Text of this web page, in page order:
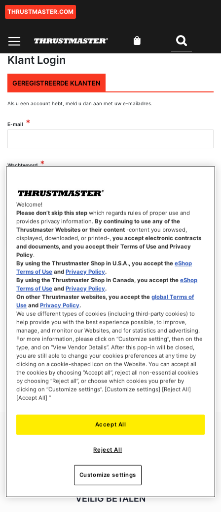
Ga
inhoud
THRUSTMASTER.COM
Klant Login
GEREGISTREERDE KLANTEN
Als u een account hebt, meld u dan aan met uw e-mailadres.
E-mail
Wachtwoord
Wachtwoord tonen
INLOGGEN
Wachtwoord vergeten?
NIEUWE KLANTEN
Het aanmaken van een account heeft vele voordelen: sneller afhandelen, meer dan
één adres registreren, volgen van bestellingen en meer.
ACCOUNT AANMAKEN
VEILIG BETALEN
Welcome!
Please don’t skip this step which regards rules of proper use and
provides privacy information.By continuing to use any of the
Thrustmaster Websites or their content -content you browsed,
displayed, downloaded, or printed-,you accept electronic contracts
and documents, and you accept their Terms of Use and Privacy
Policy.
By using the Thrustmaster Shop in U.S.A., you accept theeShop
Terms of Use andPrivacy Policy.
By using the Thrustmaster Shop in Canada, you accept theeShop
Terms of Use andPrivacy Policy.
On other Thrustmaster websites, you accept theglobal Terms of
Use andPrivacy Policy.
We use different types of cookies (including third-party cookies) to
help provide you with the best experience possible, to improve,
manage, and monitor our Websites, and for statistics and advertising.
For more information, please click on “Customize setting”, then on the
type, and on “View Vendor Details”. After this pop-in will be closed,
you are still able to change your cookies preferences at any time by
clicking on a cookie-shaped icon on the Website. You can accept all
the cookies by choosing “Accept all”, reject all non-essential cookies
by choosing “Reject all”, or choose which cookies you prefer by
clicking on “Customize settings”. [Customize settings] [Reject All]
[Accept All] ”
Reject All
Accept All
Customize settings